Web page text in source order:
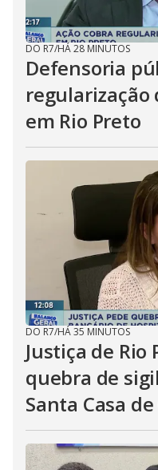
DO R7/HÁ 28 MINUTOS
Defensoria
regularização
em Rio Preto
DO R7/HÁ 35 MINUTOS
Justiça de
quebra de
Santa Casa